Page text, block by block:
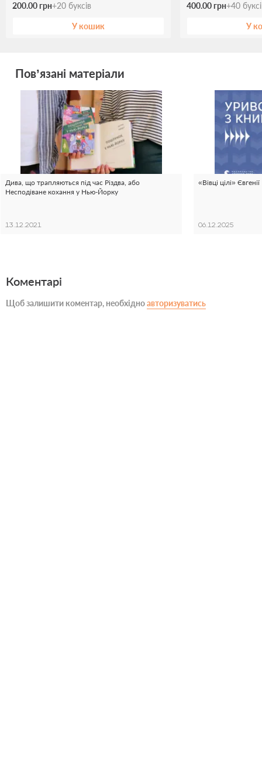
200.00 грн+20 буксів
У кошик
400.00 грн+40
У
Пов’язані матеріали
Дива, що трапляються під час Різдва, або
Несподіване кохання у Нью-Йорку
13.12.2021
«Вівці цілі»
06.12.2025
Коментарі
Щоб залишити коментар, необхідноавторизуватись